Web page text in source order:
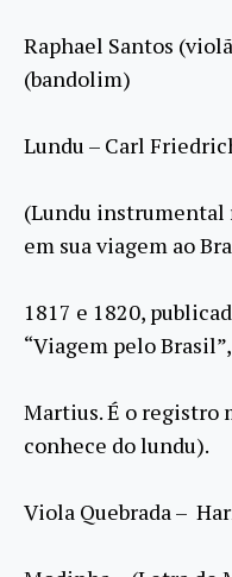
Raphael Santos
(bandolim)
Lundu – Carl
(Lundu instrumental
em sua viagem ao
1817 e 1820,
“Viagem pelo
Martius. É o registro
conhece do lundu).
Viola Quebrada –